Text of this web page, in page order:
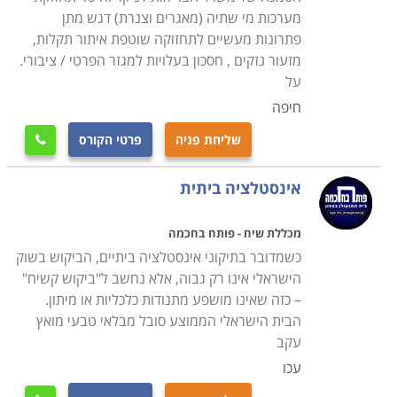
היכן ממוקמת צנרת המים, הביוב והאיוורור שלו, טיפול
בנזילות והתקנות של מערכות אינסטלציה, אסלות וכלים
סניטריים, ברזים, מערכות חימום מים, זיהוי כשלים בציוד
ומערכות הצנרת והסיבות להם, התקנה, תיקון ואחזקה של
מתקני אינסטלציה פרטיים, מסחריים ותעשייתיים, כיווני
זרימה, תגובות כימיות ופיזיקליות של מים כשבאים במגע עם
חומרים שונים, זיהוי וסימון נקודות חיבור ומעברים של
צינורות בקירות ותחת רצפות, מדידה, חיתוך, כיפוף, השחלת
והברגת צנרת באופן ידני ובאמצעות ציוד מקצועי, טיפול
במערכות דודי שמש, חיבור צינורות ואבזרים באמצעות
שיטות הלחמה, מתאמים, חיבורים, מצמדים ומסעפים שונים,
בדיקת ואומדן דליפות בצינורות באמצעות מד לחץ מים
ואוויר. כל אלו מתוך מודעות והענות לכל תקני הבקרה
והבטיחות על פי תקנות החוק ואבטחת האיכות הנדרשת
מבעל מקצוע אחראי.
מערכות מי שתיה (מאגרים וצנרת) דגש מתן
פתרונות מעשיים לתחזוקה שוטפת איתור תקלות,
מזעור נזקים , חסכון בעלויות למגזר הפרטי / ציבורי.
על
חיפה
שליחת פניה פרטי הקורס 
אינסטלציה ביתית
מכללת שיח - פותח בחכמה
כשמדובר בתיקוני אינסטלציה ביתיים, הביקוש בשוק
הישראלי אינו רק גבוה, אלא נחשב ל"ביקוש קשיח"
– כזה שאינו מושפע מתנודות כלכליות או מיתון.
הבית הישראלי הממוצע סובל מבלאי טבעי מואץ
עקב
עכו